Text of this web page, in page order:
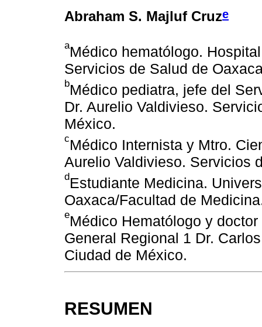
Abraham S. Majluf Cruze
aMédico hematólogo.
Servicios de Salud de
bMédico pediatra, jefe del
Dr. Aurelio Valdivieso.
México.
cMédico Internista y Mtro.
Aurelio Valdivieso. Servicios
dEstudiante Medicina.
Oaxaca/Facultad de
eMédico Hematólogo y
General Regional 1 Dr.
Ciudad de México.
RESUMEN